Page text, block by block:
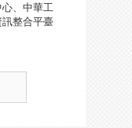
、中華工
整合平臺